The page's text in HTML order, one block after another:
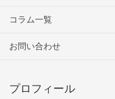
コラム一覧
お問い合わせ
プロフィール